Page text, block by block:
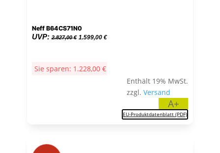
Neff B64CS71N0
UVP: 2.827,00€ Ursprünglicher
2.827,00 €
1.599,00 €Aktueller
Sie sparen: 1.228,00 €
Enthält 19% MwSt.
zzgl.Versand
A+
EU-Produktdatenblatt (PDF)